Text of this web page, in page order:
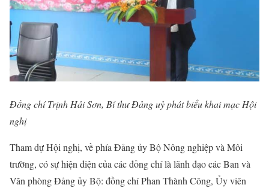
Đồng chí Trịnh Hải Sơn, Bí thư Đảng uỷ phát biểu khai mạc Hội
nghị
Tham dự Hội nghị, về phía Đảng ủy Bộ Nông nghiệp và Môi
trường, có sự hiện diện của các đồng chí là lãnh đạo các Ban và
Văn phòng Đảng ủy Bộ: đồng chí Phan Thành Công, Ủy viên